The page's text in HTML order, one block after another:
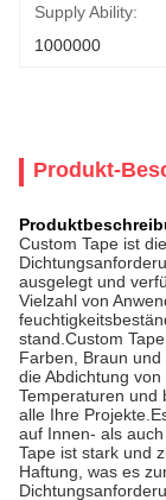
Supply Ability:
1000000
Produkt-
Custom Tape ist
ausgelegt und
Vielzahl von
stand.Custom
Farben, Braun
die Abdichtung
Temperaturen und
alle Ihre
auf Innen- als
Tape ist stark und
Haftung, was es